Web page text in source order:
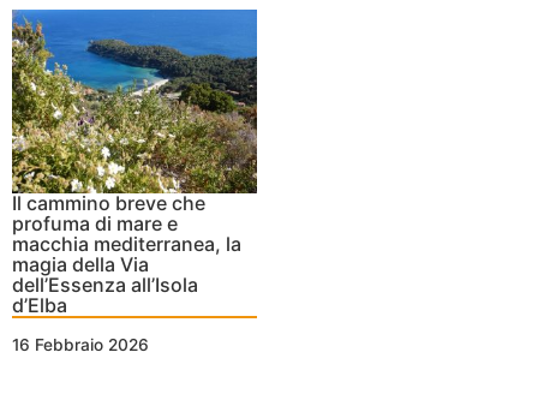
Il cammino breve che
profuma di mare e
macchia mediterranea, la
magia della Via
dell’Essenza all’Isola
d’Elba
16 Febbraio 2026